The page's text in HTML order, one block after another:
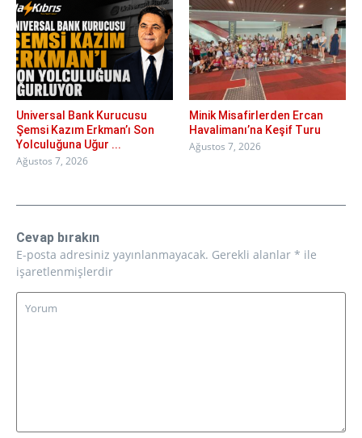
Universal Bank Kurucusu
Şemsi Kazım Erkman’ı Son
Yolculuğuna Uğur ...
Ağustos 7, 2026
Minik Misafirlerden Ercan
Havalimanı’na Keşif Turu
Ağustos 7, 2026
Cevap bırakın
E-posta adresiniz yayınlanmayacak. Gerekli alanlar * ile
işaretlenmişlerdir